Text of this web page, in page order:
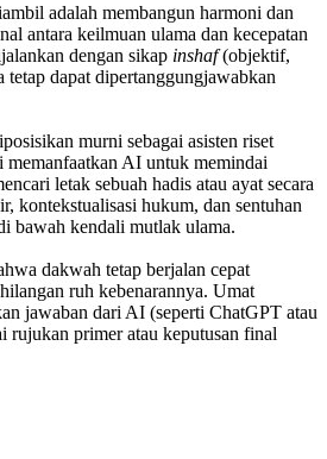
adalah membangun harmoni dan
antara keilmuan ulama dan kecepatan
dengan sikap inshaf(objektif,
tetap dapat dipertanggungjawabkan
murni sebagai asisten riset
memanfaatkan AI untuk memindai
letak sebuah hadis atau ayat secara
kontekstualisasi hukum, dan sentuhan
bawah kendali mutlak ulama.
dakwah tetap berjalan cepat
ruh kebenarannya. Umat
jawaban dari AI (seperti ChatGPT atau
rujukan primer atau keputusan final